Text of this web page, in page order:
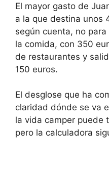
El mayor gasto de
a la que destina unos
según cuenta, no
la comida, con 350
de restaurantes y
150 euros.
El desglose que ha
claridad dónde se va
la vida camper puede
pero la calculadora